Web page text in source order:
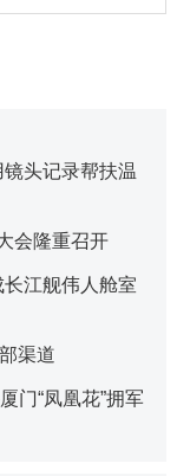
头记录帮扶温
会隆重召开
长江舰伟人舱室
渠道
门“凤凰花”拥军